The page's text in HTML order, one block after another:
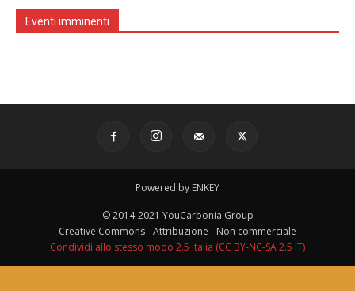
Eventi imminenti
Powered by ENKEY
© 2014-2021 YouCarbonia Group
Creative Commons - Attribuzione - Non commerciale
Condividi allo stesso modo 2.5 Italia (CC BY-NC-SA 2.5 IT)